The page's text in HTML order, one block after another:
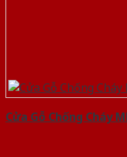
Cửa Gỗ Chống Cháy